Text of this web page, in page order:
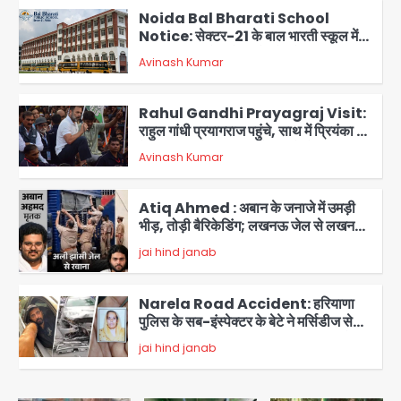
2
Noida Bal Bharati School
Notice: सेक्टर-21 के बाल भारती स्कूल में
बिना खिड़की-वेंटिलेशन बेसमेंट में चल रही थी
8वीं की क्लास, NCPCR की शिकायत पर
भेजा नोटिस
Avinash Kumar
3
Rahul Gandhi Prayagraj Visit:
राहुल गांधी प्रयागराज पहुंचे, साथ में प्रियंका की
बेटी मिराया; केपी ग्राउंड में छात्रों से संवाद,
सिर्फ 5 हजार मौजूद
Avinash Kumar
4
Atiq Ahmed : अबान के जनाजे में उमड़ी
भीड़, तोड़ी बैरिकेडिंग; लखनऊ जेल से लखनऊ
पहुंचा उमर
jai hind janab
5
Narela Road Accident: हरियाणा
पुलिस के सब-इंस्पेक्टर के बेटे ने मर्सिडीज से
मारी टक्कर, 70 वर्षीय राहगीर महिला की मौत
jai hind janab